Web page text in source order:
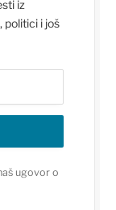
iz
politici i još
ugovor o